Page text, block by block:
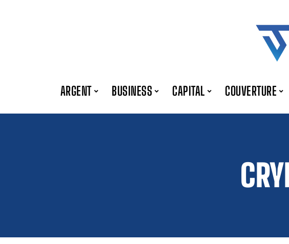
ARGENT BUSINESS CAPITAL COUVERTURE